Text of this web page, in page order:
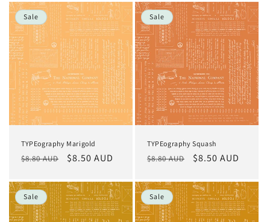
Sale
TYPEography Marigold
Normaler
$8.80 AUD Verkaufspreis
$8.50 AUD
Sale
TYPEography Squash
Normaler
$8.80 AUD Verkaufspreis
$8.50 AUD
Sale Sale